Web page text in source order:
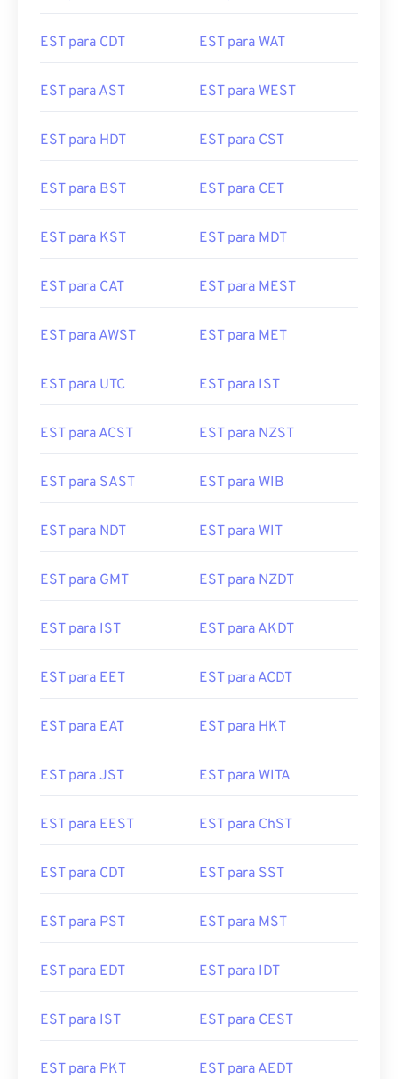
EST para CDT EST para WAT
EST para AST EST para WEST
EST para HDT EST para CST
EST para BST EST para CET
EST para KST EST para MDT
EST para CAT EST para MEST
EST para AWST EST para MET
EST para UTC EST para IST
EST para ACST EST para NZST
EST para SAST EST para WIB
EST para NDT EST para WIT
EST para GMT EST para NZDT
EST para IST EST para AKDT
EST para EET EST para ACDT
EST para EAT EST para HKT
EST para JST EST para WITA
EST para EEST EST para ChST
EST para CDT EST para SST
EST para PST EST para MST
EST para EDT EST para IDT
EST para IST EST para CEST
EST para PKT EST para AEDT